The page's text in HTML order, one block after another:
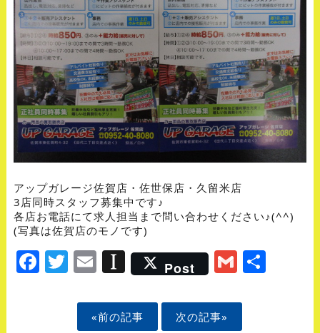
アップガレージ佐賀店・佐世保店・久留米店
3店同時スタッフ募集中です♪
各店お電話にて求人担当まで問い合わせください♪(^^)
(写真は佐賀店のモノです)
Facebook
Twitter
Email
Instapaper
Post Gmail
«前の記事 次の記事»